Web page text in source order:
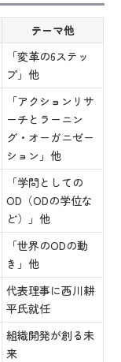
テーマ他
「変革の6ステッ
プ」他
「アクションリサ
ーチとラーニン
グ・オーガニゼー
ション」他
「学問としての
OD（ODの学位な
ど）」他
「世界のODの動
き」他
代表理事に西川耕
平氏就任
組織開発が創る未
来